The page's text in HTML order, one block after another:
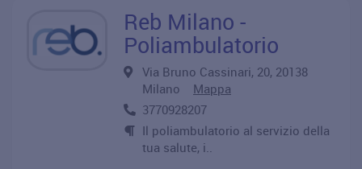
Reb Milano -
Poliambulatorio
Via Bruno Cassinari, 20, 20138
Milano Mappa
3770928207
Il poliambulatorio al servizio della
tua salute, i..